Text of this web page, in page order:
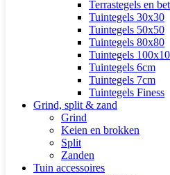
Terrastegels en
Tuintegels 30x30
Tuintegels 50x50
Tuintegels 80x80
Tuintegels
Tuintegels 6cm
Tuintegels 7cm
Tuintegels Finess
Grind, split & zand
Grind
Keien en brokken
Split
Zanden
Tuin accessoires